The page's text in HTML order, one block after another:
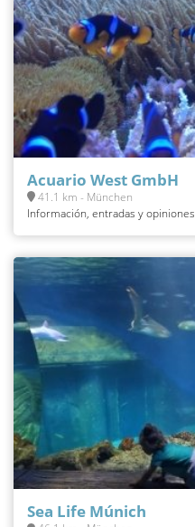
Acuario West GmbH
41.1 km - München
Información, entradas y opiniones
Sea Life Múnich